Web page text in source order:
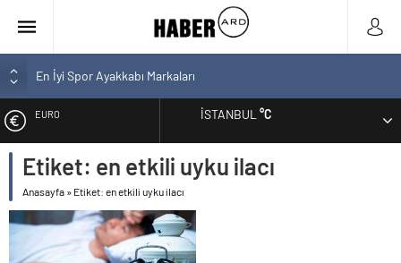
En İyi Spor Ayakkabı Markaları
Bozcaada En İyi Otel Hangisi? Tam Liste Sizlerle
En İyi Biotin Hapı Markaları Tam Listesi
EURO
ALTIN
DOLAR
İSTANBUL°C
Etiket: en etkili uyku ilacı
Anasayfa » Etiket: en etkili uyku ilacı